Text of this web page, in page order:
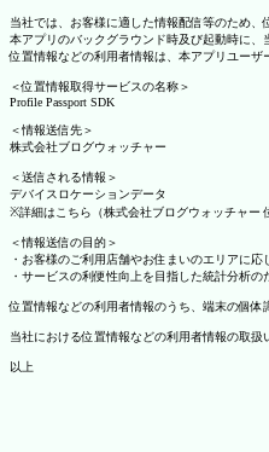
当社では、お客様に適した情報配信等のため、
本アプリのバックグラウンド時及び起動時に
位置情報などの利用者情報は、本アプリユー
＜位置情報取得サービスの名称＞
Profile Passport SDK
＜情報送信先＞
株式会社ブログウォッチャー
＜送信される情報＞
デバイスロケーションデータ
※詳細はこちら（株式会社ブログウォッチャー
＜情報送信の目的＞
・お客様のご利用店舗やお住まいのエリアに応
・サービスの利便性向上を目指した統計分析の
位置情報などの利用者情報のうち、端末の個体
当社における位置情報などの利用者情報の取
以上